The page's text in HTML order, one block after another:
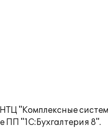
"Комплексные
ПП "1С:Бухгалтерия 8".